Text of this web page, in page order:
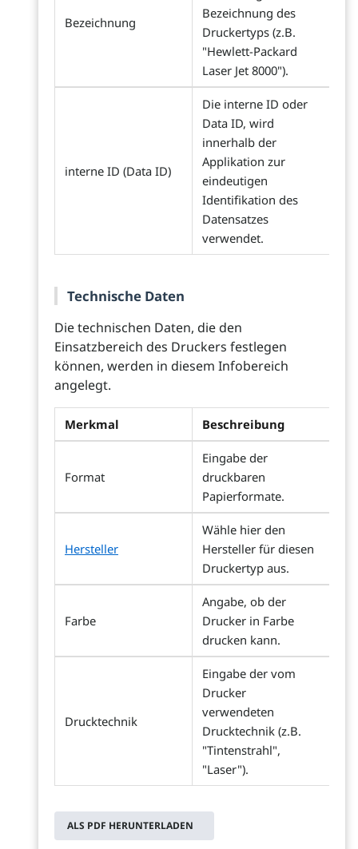
Bezeichnung
Bezeichnung des
Druckertyps (z.B.
"Hewlett-Packard
Laser Jet 8000").
interne ID (Data ID)
Die interne ID oder
Data ID, wird
innerhalb der
Applikation zur
eindeutigen
Identifikation des
Datensatzes
verwendet.
Technische Daten
Die technischen Daten, die den
Einsatzbereich des Druckers festlegen
können, werden in diesem Infobereich
angelegt.
Merkmal Beschreibung
Format
Eingabe der
druckbaren
Papierformate.
Hersteller
Wähle hier den
Hersteller für diesen
Druckertyp aus.
Farbe
Angabe, ob der
Drucker in Farbe
drucken kann.
Drucktechnik
Eingabe der vom
Drucker
verwendeten
Drucktechnik (z.B.
"Tintenstrahl",
"Laser").
ALS PDF HERUNTERLADEN